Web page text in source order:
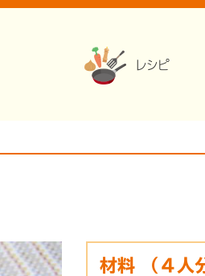
レシピ
材料 （４人